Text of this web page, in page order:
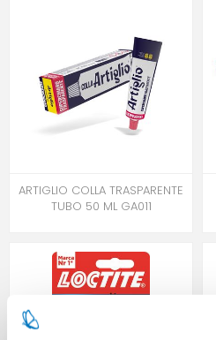
ARTIGLIO COLLA TRASPARENTE
TUBO 50 ML GA011